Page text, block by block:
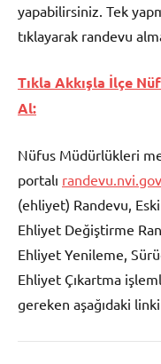
yapabilirsiniz. Tek
tıklayarak randevu
Tıkla Akkışla İlçe
Al:
Nüfus Müdürlükleri
portalı
(ehliyet) Randevu,
Ehliyet Değiştirme
Ehliyet Yenileme,
Ehliyet Çıkartma
gereken aşağıdaki